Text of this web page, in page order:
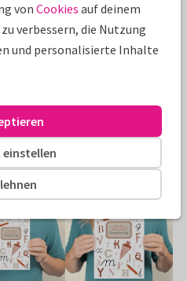
hochwertigen Papiersorten
Karte
von Cookies auf deinem
verbessern, die Nutzung
und personalisierte Inhalte
einstellen